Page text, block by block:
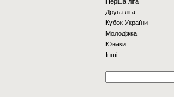
Друга ліга
Кубок України
Молодіжка
Юнаки
Інші